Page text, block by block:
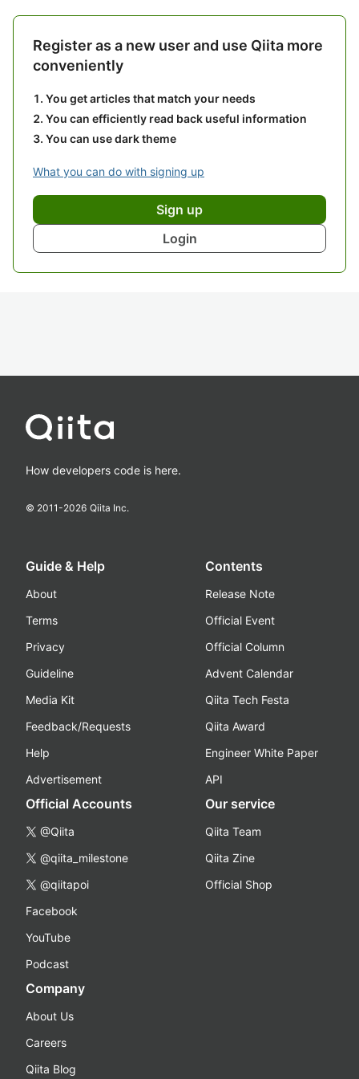
Register as a new user and use Qiita more
conveniently
You get articles that match your needs
You can efficiently read back useful information
You can use dark theme
What you can do with signing up
Sign up
Login
How developers code is here.
© 2011-2026 Qiita Inc.
Guide & Help
About
Terms
Privacy
Guideline
Media Kit
Feedback/Requests
Help
Advertisement
Contents
Release Note
Official Event
Official Column
Advent Calendar
Qiita Tech Festa
Qiita Award
Engineer White Paper
API
Official Accounts
@Qiita
@qiita_milestone
@qiitapoi
Facebook
YouTube
Podcast
Our service
Qiita Team
Qiita Zine
Official Shop
Company
About Us
Careers
Qiita Blog